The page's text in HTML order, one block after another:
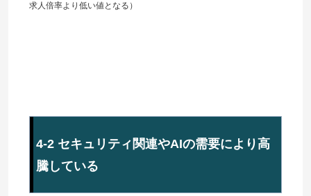
求人倍率より低い値となる）
4-2 セキュリティ関連やAIの需要により高
騰している